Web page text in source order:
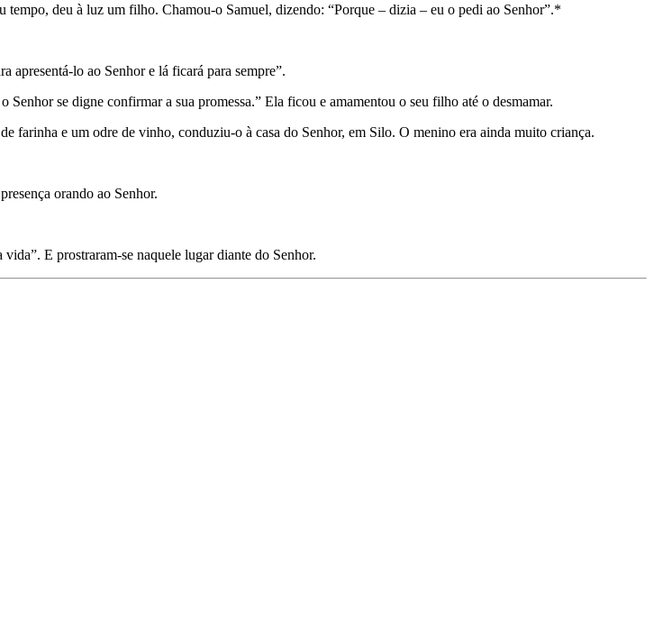
tempo, deu à luz um filho. Chamou-o Samuel, dizendo: “Porque – dizia – eu o pedi ao Senhor”.*
apresentá-lo ao Senhor e lá ficará para sempre”.
se digne confirmar a sua promessa.” Ela ficou e amamentou o seu filho até o desmamar.
farinha e um odre de vinho, conduziu-o à casa do Senhor, em Silo. O menino era ainda muito criança.
orando ao Senhor.
E prostraram-se naquele lugar diante do Senhor.